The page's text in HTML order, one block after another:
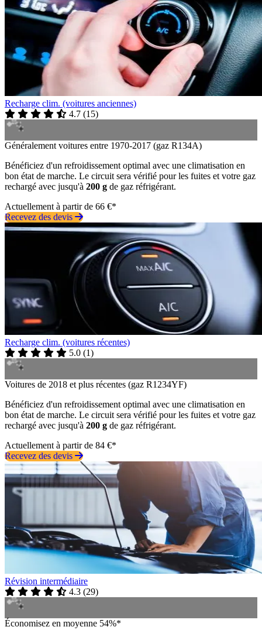
Recharge clim. (voitures anciennes)
4.7 (15)
Généralement voitures entre 1970-2017 (gaz R134A)
Bénéficiez d'un refroidissement optimal avec une climatisation en
bon état de marche. Le circuit sera vérifié pour les fuites et votre gaz
rechargé avec jusqu'à 200 g de gaz réfrigérant.
Actuellement à partir de 66 €*
Recevez des devis
Recharge clim. (voitures récentes)
5.0 (1)
Voitures de 2018 et plus récentes (gaz R1234YF)
Bénéficiez d'un refroidissement optimal avec une climatisation en
bon état de marche. Le circuit sera vérifié pour les fuites et votre gaz
rechargé avec jusqu'à 200 g de gaz réfrigérant.
Actuellement à partir de 84 €*
Recevez des devis
Révision intermédiaire
4.3 (29)
Économisez en moyenne 54%*